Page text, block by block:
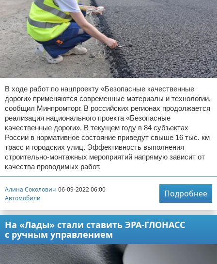
В ходе работ по нацпроекту «Безопасные качественные
дороги» применяются современные материалы и технологии,
сообщил Минпромторг. В российских регионах продолжается
реализация национального проекта «Безопасные
качественные дороги». В текущем году в 84 субъектах
России в нормативное состояние приведут свыше 16 тыс. км
трасс и городских улиц. Эффективность выполнения
строительно-монтажных мероприятий напрямую зависит от
качества проводимых работ,
Алина Соколович 06-09-2022 06:00
Автомобили
Подробнее
На «Лады» стали ставить ЭРА-ГЛОНАСС
с ручным управлением